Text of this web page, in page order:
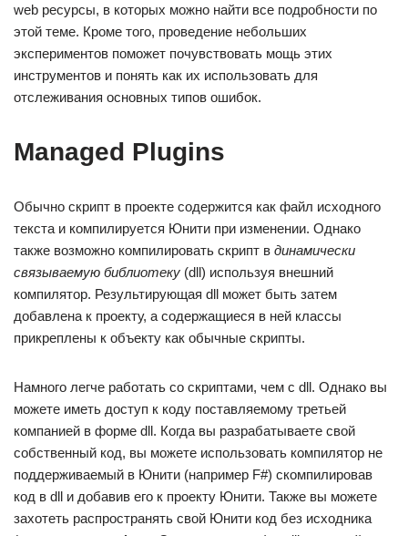
web ресурсы, в которых можно найти все подробности по
этой теме. Кроме того, проведение небольших
экспериментов поможет почувствовать мощь этих
инструментов и понять как их использовать для
отслеживания основных типов ошибок.
Managed Plugins
Обычно скрипт в проекте содержится как файл исходного
текста и компилируется Юнити при изменении. Однако
также возможно компилировать скрипт в динамически
связываемую библиотеку (dll) используя внешний
компилятор. Результирующая dll может быть затем
добавлена к проекту, а содержащиеся в ней классы
прикреплены к объекту как обычные скрипты.
Намного легче работать со скриптами, чем с dll. Однако вы
можете иметь доступ к коду поставляемому третьей
компанией в форме dll. Когда вы разрабатываете свой
собственный код, вы можете использовать компилятор не
поддерживаемый в Юнити (например F#) скомпилировав
код в dll и добавив его к проекту Юнити. Также вы можете
захотеть распространять свой Юнити код без исходника